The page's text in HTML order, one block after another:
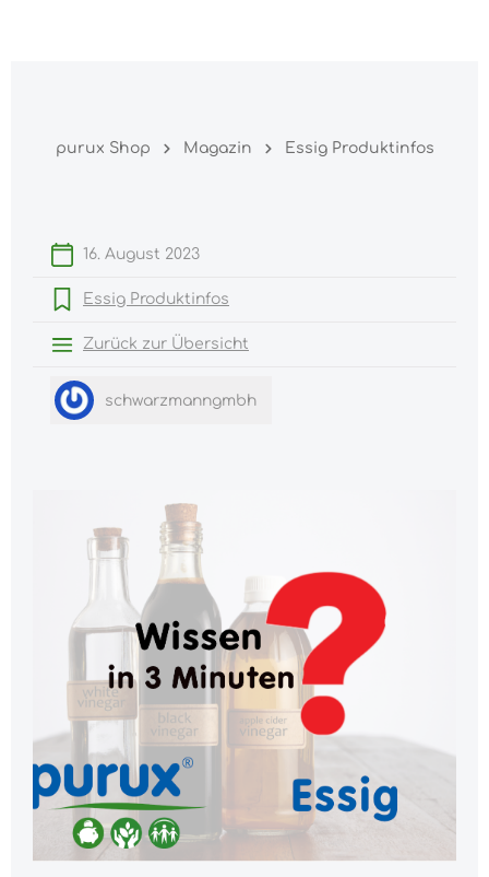
purux Shop Magazin Essig Produktinfos
16. August 2023
Essig Produktinfos
Zurück zur Übersicht
schwarzmanngmbh